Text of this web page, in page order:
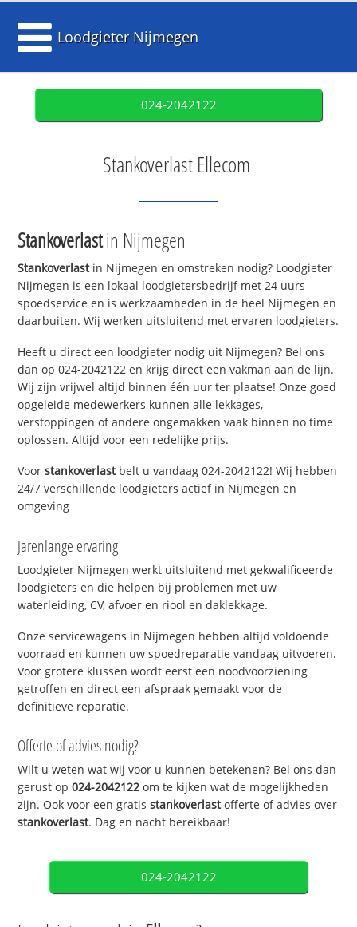
Loodgieter Nijmegen
024-2042122
Stankoverlast Ellecom
Stankoverlastin Nijmegen
Stankoverlastin Nijmegen en omstreken nodig? Loodgieter
Nijmegen is een lokaal loodgietersbedrijf met 24 uurs
spoedservice en is werkzaamheden in de heel Nijmegen en
daarbuiten. Wij werken uitsluitend met ervaren loodgieters.
Heeft u direct een loodgieter nodig uit Nijmegen? Bel ons
dan op 024-2042122 en krijg direct een vakman aan de lijn.
Wij zijn vrijwel altijd binnen één uur ter plaatse! Onze goed
opgeleide medewerkers kunnen alle lekkages,
verstoppingen of andere ongemakken vaak binnen no time
oplossen. Altijd voor een redelijke prijs.
Voorstankoverlastbelt u vandaag 024-2042122! Wij hebben
24/7 verschillende loodgieters actief in Nijmegen en
omgeving
Jarenlange ervaring
Loodgieter Nijmegen werkt uitsluitend met gekwalificeerde
loodgieters en die helpen bij problemen met uw
waterleiding, CV, afvoer en riool en daklekkage.
Onze servicewagens in Nijmegen hebben altijd voldoende
voorraad en kunnen uw spoedreparatie vandaag uitvoeren.
Voor grotere klussen wordt eerst een noodvoorziening
getroffen en direct een afspraak gemaakt voor de
definitieve reparatie.
Offerte of advies nodig?
Wilt u weten wat wij voor u kunnen betekenen? Bel ons dan
gerust op024-2042122 om te kijken wat de mogelijkheden
zijn. Ook voor een gratisstankoverlastofferte of advies over
stankoverlast. Dag en nacht bereikbaar!
024-2042122